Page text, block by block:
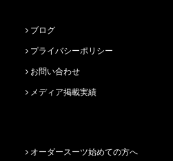
ブログ
プライバシーポリシー
お問い合わせ
メディア掲載実績
オーダースーツ始めての方へ